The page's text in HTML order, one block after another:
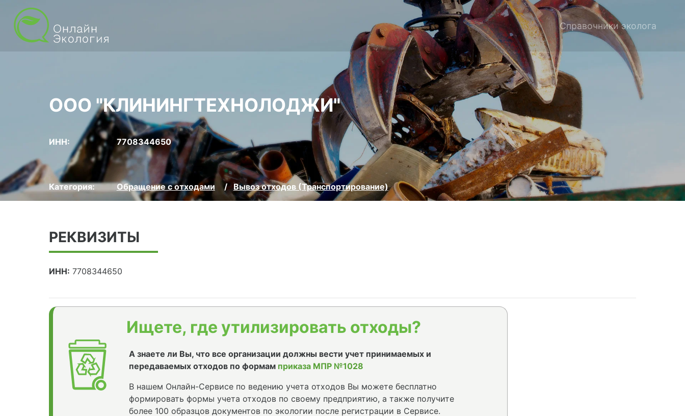
Справочники эколога
ООО "КЛИНИНГТЕХНОЛОДЖИ"
ИНН: 7708344650
Категория: Обращение с отходами Вывоз отходов (Транспортирование)
РЕКВИЗИТЫ
ИНН: 7708344650
Ищете, где утилизировать отходы?
А знаете ли Вы, что все организации должны вести учет принимаемых и
передаваемых отходов по формам приказа МПР №1028
В нашем Онлайн-Сервисе по ведению учета отходов Вы можете бесплатно
формировать формы учета отходов по своему предприятию, а также получите
более 100 образцов документов по экологии после регистрации в Сервисе.